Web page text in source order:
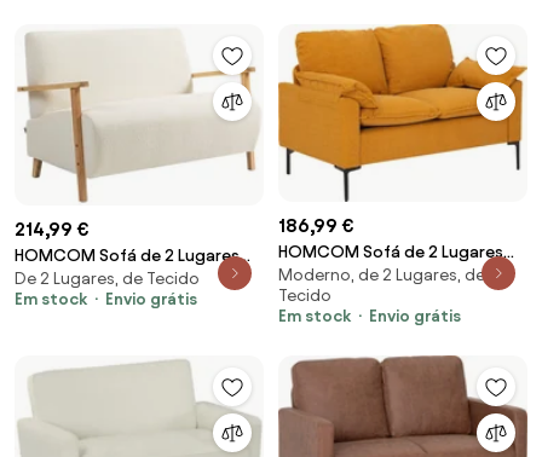
214,99 €
HOMCOM Sofá de 2 Lugares
Estofado em Borreguito com
Acolchoado Espesso Apoios de
Portugal
De 2 Lugares, de Tecido
Em stock
Envio grátis
186,99 €
HOMCOM Sofá de 2 Lugares
Revestido em Veludo Moderno
com Pés de Metal Apoios de
Braços Acolchoados 130x77x84
Portugal
Moderno, de 2 Lugares, de
Tecido
Em stock
Envio grátis